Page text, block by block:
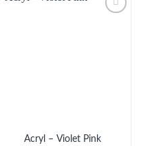
Acryl – Violet Pink